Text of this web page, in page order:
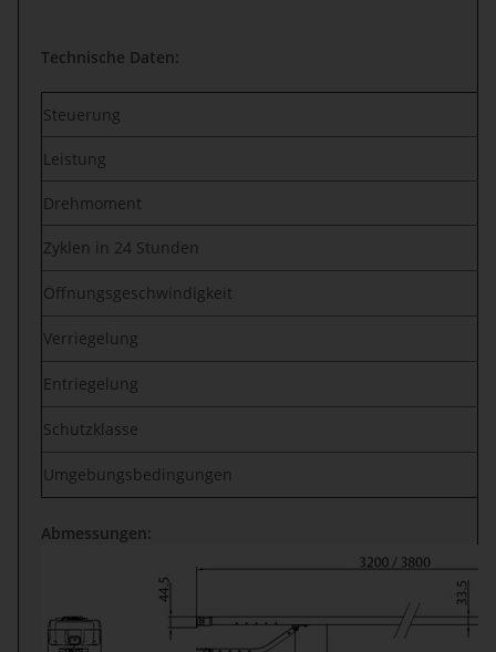
Technische Daten:
Steuerung
Leistung
Drehmoment
Zyklen in 24 Stunden
Öffnungsgeschwindigkeit
Verriegelung
Entriegelung
Schutzklasse
Umgebungsbedingungen
Abmessungen: